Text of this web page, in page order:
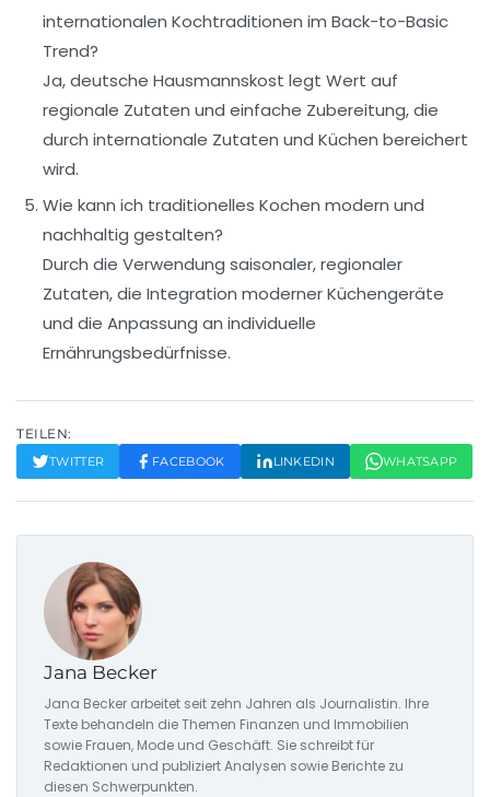
internationalen Kochtraditionen im Back-to-Basic
Trend?
Ja, deutsche Hausmannskost legt Wert auf
regionale Zutaten und einfache Zubereitung, die
durch internationale Zutaten und Küchen bereichert
wird.
Wie kann ich traditionelles Kochen modern und
nachhaltig gestalten?
Durch die Verwendung saisonaler, regionaler
Zutaten, die Integration moderner Küchengeräte
und die Anpassung an individuelle
Ernährungsbedürfnisse.
TEILEN:
TWITTER FACEBOOK LINKEDIN WHATSAPP
Jana Becker
Jana Becker arbeitet seit zehn Jahren als Journalistin. Ihre
Texte behandeln die Themen Finanzen und Immobilien
sowie Frauen, Mode und Geschäft. Sie schreibt für
Redaktionen und publiziert Analysen sowie Berichte zu
diesen Schwerpunkten.